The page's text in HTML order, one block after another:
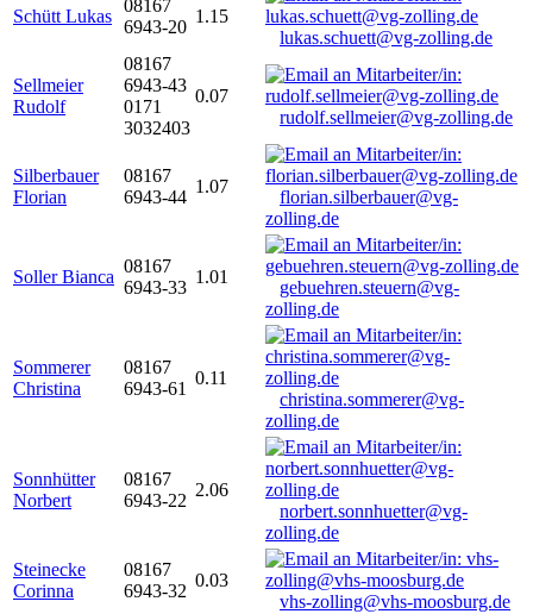
Schütt Lukas
08167
6943-20
1.15
lukas.schuett@vg-zolling.de
Sellmeier
Rudolf
08167
6943-43
0171
3032403
0.07
rudolf.sellmeier@vg-zolling.de
Silberbauer
Florian
08167
6943-44
1.07
florian.silberbauer@vg-
zolling.de
Soller Bianca
08167
6943-33
1.01
gebuehren.steuern@vg-
zolling.de
Sommerer
Christina
08167
6943-61
0.11
christina.sommerer@vg-
zolling.de
Sonnhütter
Norbert
08167
6943-22
2.06
norbert.sonnhuetter@vg-
zolling.de
Steinecke
Corinna
08167
6943-32
0.03
vhs-zolling@vhs-moosburg.de